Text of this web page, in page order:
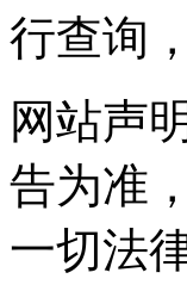
行查询
网站声
告为准
一切法